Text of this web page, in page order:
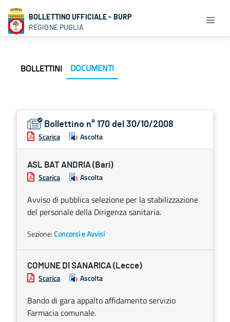
BOLLETTINO UFFICIALE - BURP
REGIONE PUGLIA
BOLLETTINI DOCUMENTI
Bollettino n° 170 del 30/10/2008
Scarica Ascolta
ASL BAT ANDRIA (Bari)
Scarica Ascolta
Avviso di pubblica selezione per la stabilizzazione
del personale della Dirigenza sanitaria.
Sezione:Concorsi e Avvisi
COMUNE DI SANARICA (Lecce)
Scarica Ascolta
Bando di gara appalto affidamento servizio
Farmacia comunale.